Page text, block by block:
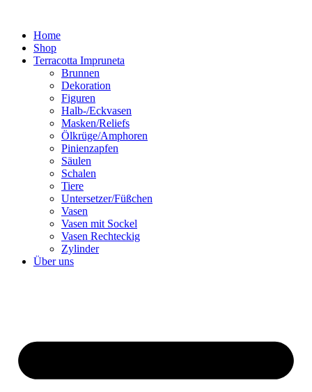
springenHome
Shop
Terracotta Impruneta
Brunnen
Dekoration
Figuren
Halb-/Eckvasen
Masken/Reliefs
Ölkrüge/Amphoren
Pinienzapfen
Säulen
Schalen
Tiere
Untersetzer/Füßchen
Vasen
Vasen mit Sockel
Vasen Rechteckig
Zylinder
Über uns